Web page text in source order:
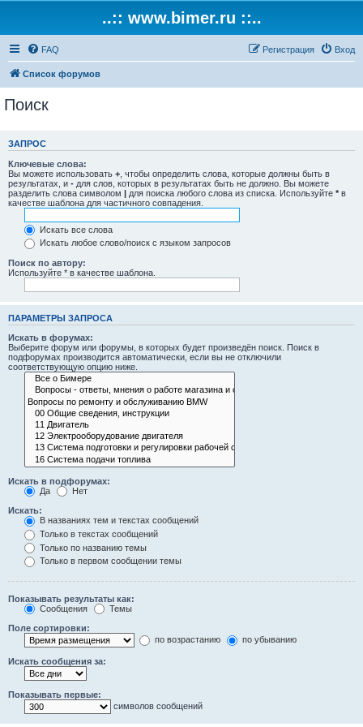
..:: www.bimer.ru ::..
FAQ Вход
Регистрация
Список форумов
Поиск
ЗАПРОС
Ключевые слова:
Вы можете использовать + , чтобы определить слова, которые должны быть в
результатах, и - для слов, которых в результатах быть не должно. Вы можете
разделить слова символом | для поиска любого слова из списка. Используйте * в
качестве шаблона для частичного совпадения.
Искать все слова
Искать любое слово/поиск с языком запросов
Поиск по автору:
Используйте * в качестве шаблона.
ПАРАМЕТРЫ ЗАПРОСА
Искать в форумах:
Выберите форум или форумы, в которых будет произведён поиск. Поиск в
подфорумах производится автоматически, если вы не отключили
соответствующую опцию ниже.
Искать в подфорумах:
Да
Нет
Искать:
В названиях тем и текстах сообщений
Только в текстах сообщений
Только по названию темы
Только в первом сообщении темы
Показывать результаты как:
Сообщения
Темы
Поле сортировки:
по возрастанию
по убыванию
Искать сообщения за:
Показывать первые:
символов сообщений